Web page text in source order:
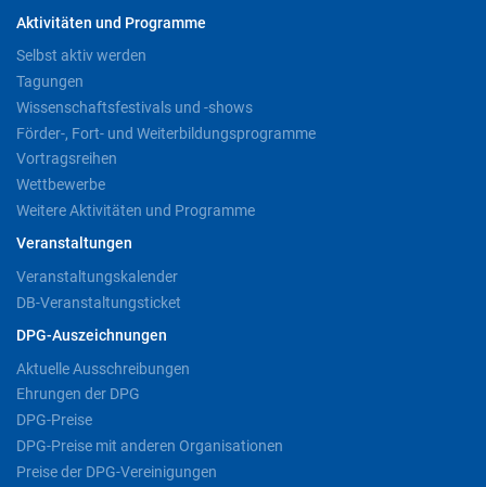
Aktivitäten und Programme
Selbst aktiv werden
Tagungen
Wissenschaftsfestivals und -shows
Förder-, Fort- und Weiterbildungsprogramme
Vortragsreihen
Wettbewerbe
Weitere Aktivitäten und Programme
Veranstaltungen
Veranstaltungskalender
DB-Veranstaltungsticket
DPG-Auszeichnungen
Aktuelle Ausschreibungen
Ehrungen der DPG
DPG-Preise
DPG-Preise mit anderen Organisationen
Preise der DPG-Vereinigungen